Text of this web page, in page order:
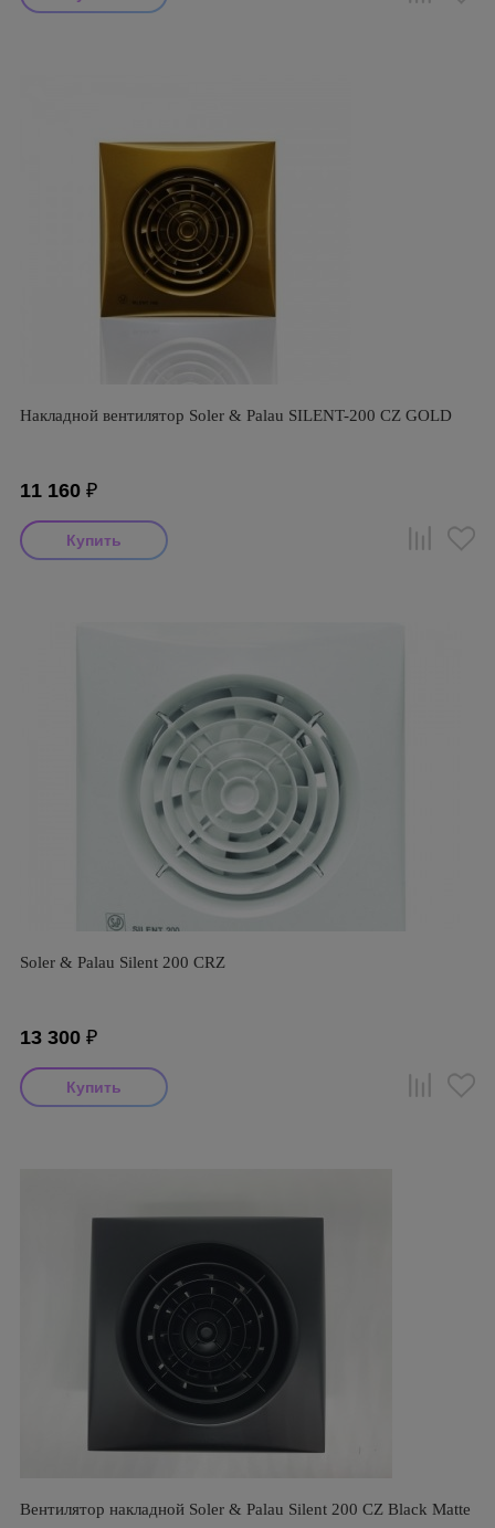
Накладной вентилятор Soler & Palau SILENT-200 CZ GOLD
11 160 ₽
Soler & Palau Silent 200 CRZ
13 300 ₽
Вентилятор накладной Soler & Palau Silent 200 CZ Black Matte